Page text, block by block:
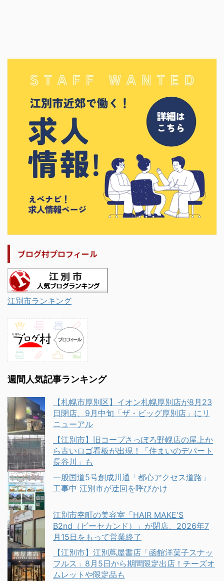
ブログ村プロフィール
江別市ランキング
週間人気記事ランキング
【札幌市厚別区】イオン札幌厚別店が8月23
日閉店、9月中旬「ザ・ビッグ厚別店」にリ
ニューアル
【江別市】旧コープさっぽろ野幌店の屋上か
ら古いロゴ看板が出現！「住まいのデパート
長谷川」も
一般国道5号創成川通「都心アクセス道路」
工事中 江別市が迂回を呼びかけ
江別市幸町の美容室「HAIR MAKE'S
B2nd（ビーセカンド）」が閉店、2026年7
月15日をもって営業終了
【江別市】江別蔦屋書店「函館洋菓子スナッ
フルス」8月5日から期間限定出店！チーズオ
ムレットや限定品も